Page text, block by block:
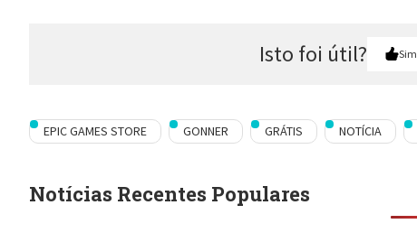
Isto foi útil? Sim
EPIC GAMES STORE GONNER GRÁTIS NOTÍCIA
Notícias Recentes Populares